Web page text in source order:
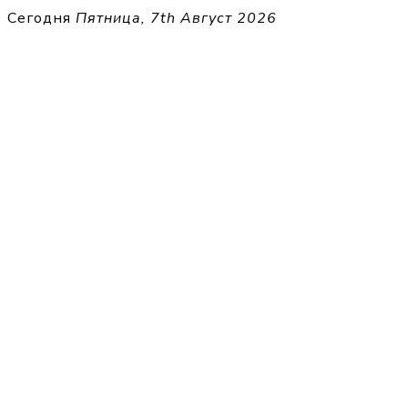
Перейти
Сегодня Пятница, 7th Август 2026